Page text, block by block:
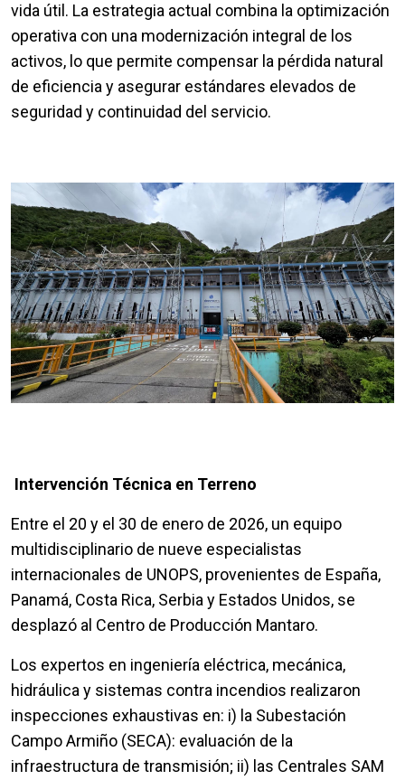
vida útil. La estrategia actual combina la optimización
operativa con una modernización integral de los
activos, lo que permite compensar la pérdida natural
de eficiencia y asegurar estándares elevados de
seguridad y continuidad del servicio.
Intervención Técnica en Terreno
Entre el 20 y el 30 de enero de 2026, un equipo
multidisciplinario de nueve especialistas
internacionales de UNOPS, provenientes de España,
Panamá, Costa Rica, Serbia y Estados Unidos, se
desplazó al Centro de Producción Mantaro.
Los expertos en ingeniería eléctrica, mecánica,
hidráulica y sistemas contra incendios realizaron
inspecciones exhaustivas en: i) la Subestación
Campo Armiño (SECA): evaluación de la
infraestructura de transmisión; ii) las Centrales SAM